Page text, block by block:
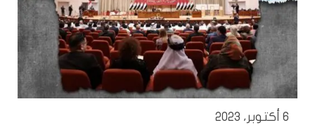
6 أكتوبر، 2023